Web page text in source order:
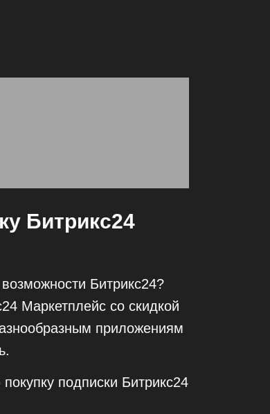
Битрикс24
Битрикс24?
Маркетплейс со скидкой
приложениям
подписки Битрикс24